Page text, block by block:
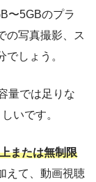
〜5GBのプラ
の写真撮影、ス
しょう。
量では足りな
いです。
または無制限
えて、動画視聴